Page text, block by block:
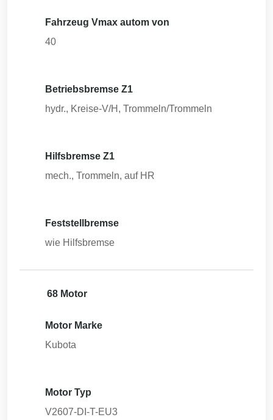
Fahrzeug Vmax autom von
40
Betriebsbremse Z1
hydr., Kreise-V/H, Trommeln/Trommeln
Hilfsbremse Z1
mech., Trommeln, auf HR
Feststellbremse
wie Hilfsbremse
68 Motor
Motor Marke
Kubota
Motor Typ
V2607-DI-T-EU3